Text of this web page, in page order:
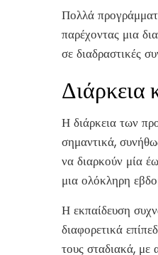
Πολλά
παρέχοντας μια
σε διαδραστικές
Διάρκεια
Η διάρκεια των
σημαντικά,
να διαρκούν μία
μια ολόκληρη
Η εκπαίδευση
διαφορετικά
τους σταδιακά, με